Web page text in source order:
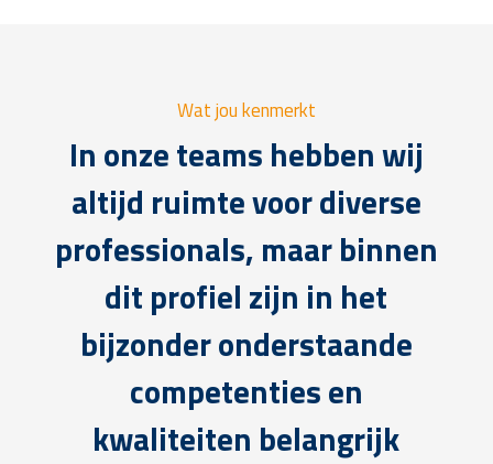
Wat jou kenmerkt
In onze teams hebben wij
altijd ruimte voor diverse
professionals, maar binnen
dit profiel zijn in het
bijzonder onderstaande
competenties en
kwaliteiten belangrijk